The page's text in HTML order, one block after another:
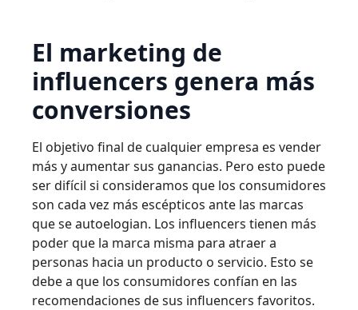
El marketing de
influencers genera más
conversiones
El objetivo final de cualquier empresa es vender
más y aumentar sus ganancias. Pero esto puede
ser difícil si consideramos que los consumidores
son cada vez más escépticos ante las marcas
que se autoelogian. Los influencers tienen más
poder que la marca misma para atraer a
personas hacia un producto o servicio. Esto se
debe a que los consumidores confían en las
recomendaciones de sus influencers favoritos.